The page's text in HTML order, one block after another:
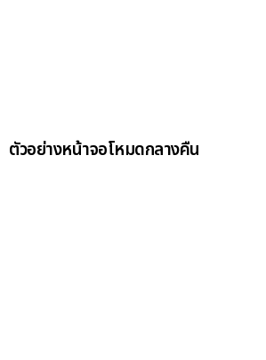
ตัวอย่างหน้าจอโหมดกลางคืน